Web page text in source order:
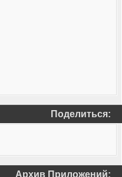
Поделиться:
Архив Приложений: